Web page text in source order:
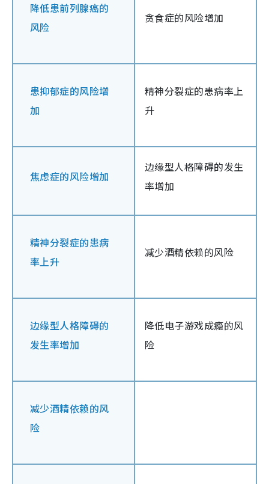
降低患前列腺癌的
风险
贪食症的风险增加
患抑郁症的风险增
加
精神分裂症的患病率上
升
焦虑症的风险增加
边缘型人格障碍的发生
率增加
精神分裂症的患病
率上升
减少酒精依赖的风险
边缘型人格障碍的
发生率增加
降低电子游戏成瘾的风
险
减少酒精依赖的风
险